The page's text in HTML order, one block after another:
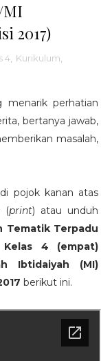
MI
2017)
4 Kurikulum
menarik perhatian
bertanya jawab,
masalah,
pojok kanan atas
(print) atau unduh
Tematik Terpadu
4 (empat)
Ibtidaiyah (MI)
berikut ini.